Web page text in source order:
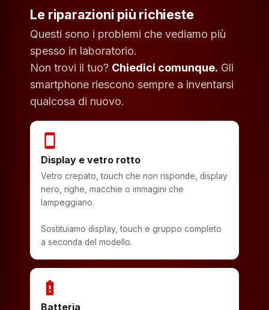
Le riparazioni più richieste
Questi sono i problemi che vediamo più
spesso in laboratorio.
Non trovi il tuo? Chiedici comunque. Gli
smartphone riescono sempre a inventarsi
qualcosa di nuovo.
smartphone
Display e vetro rotto
Vetro crepato, touch che non risponde, display
nero, righe, macchie o immagini che
lampeggiano.
Sostituiamo display, touch e gruppo completo
a seconda del modello.
battery_alert
Batteria